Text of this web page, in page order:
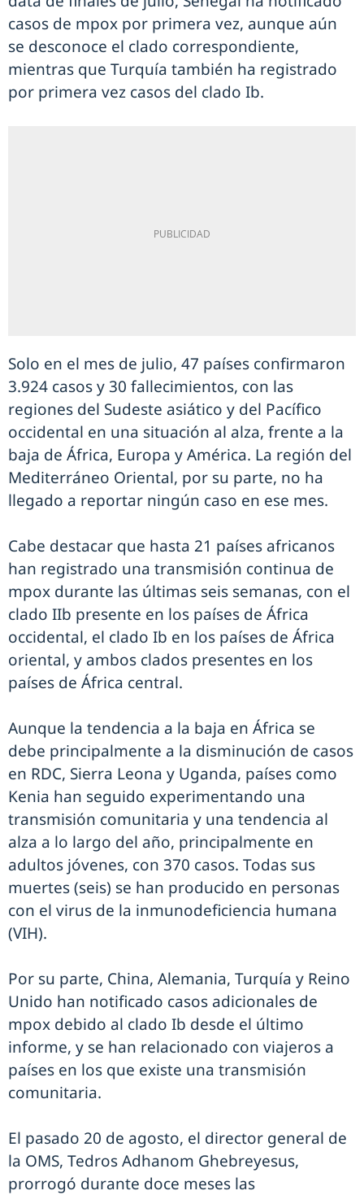
casos de mpox por primera vez, aunque aún
se desconoce el clado correspondiente,
mientras que Turquía también ha registrado
por primera vez casos del clado Ib.
Solo en el mes de julio, 47 países confirmaron
3.924 casos y 30 fallecimientos, con las
regiones del Sudeste asiático y del Pacífico
occidental en una situación al alza, frente a la
baja de África, Europa y América. La región del
Mediterráneo Oriental, por su parte, no ha
llegado a reportar ningún caso en ese mes.
Cabe destacar que hasta 21 países africanos
han registrado una transmisión continua de
mpox durante las últimas seis semanas, con el
clado IIb presente en los países de África
occidental, el clado Ib en los países de África
oriental, y ambos clados presentes en los
países de África central.
Aunque la tendencia a la baja en África se
debe principalmente a la disminución de casos
en RDC, Sierra Leona y Uganda, países como
Kenia han seguido experimentando una
transmisión comunitaria y una tendencia al
alza a lo largo del año, principalmente en
adultos jóvenes, con 370 casos. Todas sus
muertes (seis) se han producido en personas
con el virus de la inmunodeficiencia humana
(VIH).
Por su parte, China, Alemania, Turquía y Reino
Unido han notificado casos adicionales de
mpox debido al clado Ib desde el último
informe, y se han relacionado con viajeros a
países en los que existe una transmisión
comunitaria.
El pasado 20 de agosto, el director general de
la OMS, Tedros Adhanom Ghebreyesus,
prorrogó durante doce meses las